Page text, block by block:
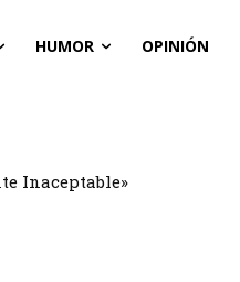
HUMOR OPINIÓN
Inaceptable»